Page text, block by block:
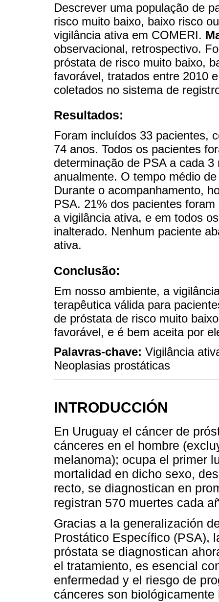
Descrever uma população de
risco muito baixo, baixo risco
vigilância ativa em COMERI.
observacional, retrospectivo.
próstata de risco muito baixo,
favorável, tratados entre 2010
coletados no sistema de
Resultados:
Foram incluídos 33 pacientes,
74 anos. Todos os pacientes
determinação de PSA a cada
anualmente. O tempo médio
Durante o acompanhamento,
PSA. 21% dos pacientes
a vigilância ativa, e em todos
inalterado. Nenhum paciente
ativa.
Conclusão:
Em nosso ambiente, a
terapêutica válida para
de próstata de risco muito
favorável, e é bem aceita por
Palavras-chave: Vigilância
Neoplasias prostáticas
INTRODUCCIÓN
En Uruguay el cáncer de
cánceres en el hombre
melanoma); ocupa el primer
mortalidad en dicho sexo,
recto, se diagnostican en
registran 570 muertes cada
Gracias a la generalización
Prostático Específico (PSA),
próstata se diagnostican
el tratamiento, es esencial
enfermedad y el riesgo de
cánceres son